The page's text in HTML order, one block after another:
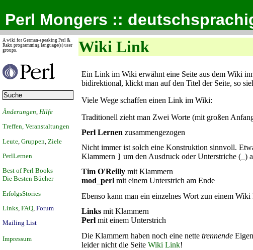
Perl Mongers ::
A wiki for German-speaking Perl &
Raku programming language(s) user
groups.
Änderungen Hilfe
Treffen, Veranstaltungen
Leute Gruppen Ziele
PerlLernen
Best of Perl Books
Die Besten Bücher
ErfolgsStories
Links FAQ Forum
Mailing List
Impressum
Wiki Link
Ein Link im Wiki erwähnt eine Seite aus dem Wiki
bidirektional, klickt man auf den Titel der Seite, so
Viele Wege schaffen einen Link im Wiki:
Traditionell zieht man Zwei Worte (mit großen
Perl Lernen zusammengezogen
Nicht immer ist solch eine Konstruktion sinnvoll.
Klammern
um den Ausdruck oder Unterstriche (_)
Tim O'Reilly mit Klammern
mod_perl mit einem Unterstrich am Ende
Ebenso kann man ein einzelnes Wort zun einem
Links mit Klammern
Perl mit einem Unterstrich
Die Klammern haben noch eine nette trennende
leider nicht die Seite Wiki Link!